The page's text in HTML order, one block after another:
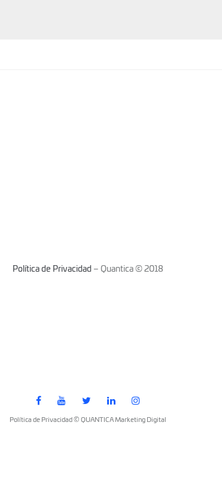
Política de Privacidad – Quantica © 2018
Política de Privacidad © QUANTICA Marketing Digital